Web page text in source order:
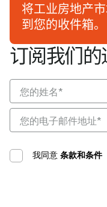
订阅我们的
我同意 条款和条件
将工业房地产
到您的收件箱。